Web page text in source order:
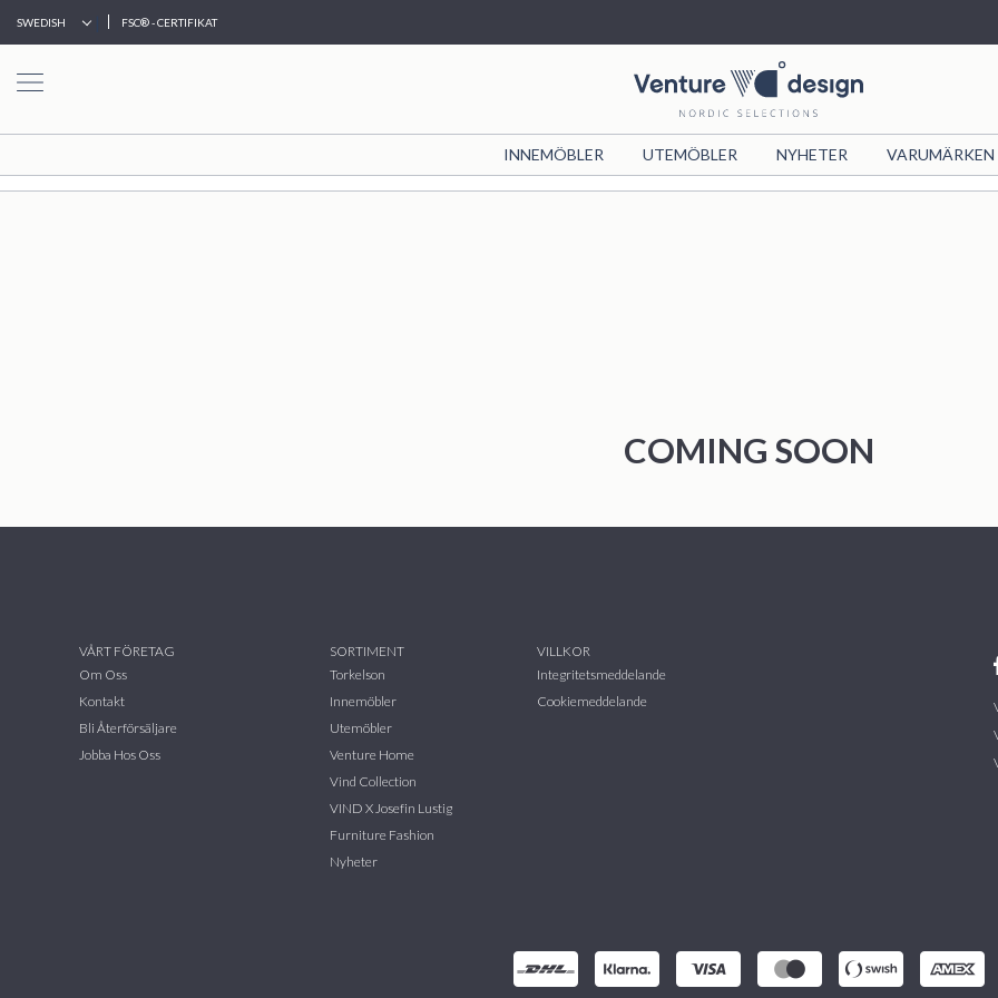
SWEDISH FSC® - CERTIFIKAT
INNEMÖBLER UTEMÖBLER NYHETER VARUMÄRKEN
HEM
VIND
VIND X JOSEFIN
FURNITURE
NYHETER
COMING SOON
VÅRT FÖRETAG
Om Oss
Kontakt
Bli Återförsäljare
Jobba Hos Oss
SORTIMENT
Torkelson
Innemöbler
Utemöbler
Venture Home
Vind Collection
VIND X Josefin Lustig
Furniture Fashion
Nyheter
VILLKOR
Integritetsmeddelande
Cookiemeddelande